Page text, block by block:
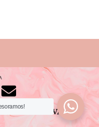
E
n RESERVADOS